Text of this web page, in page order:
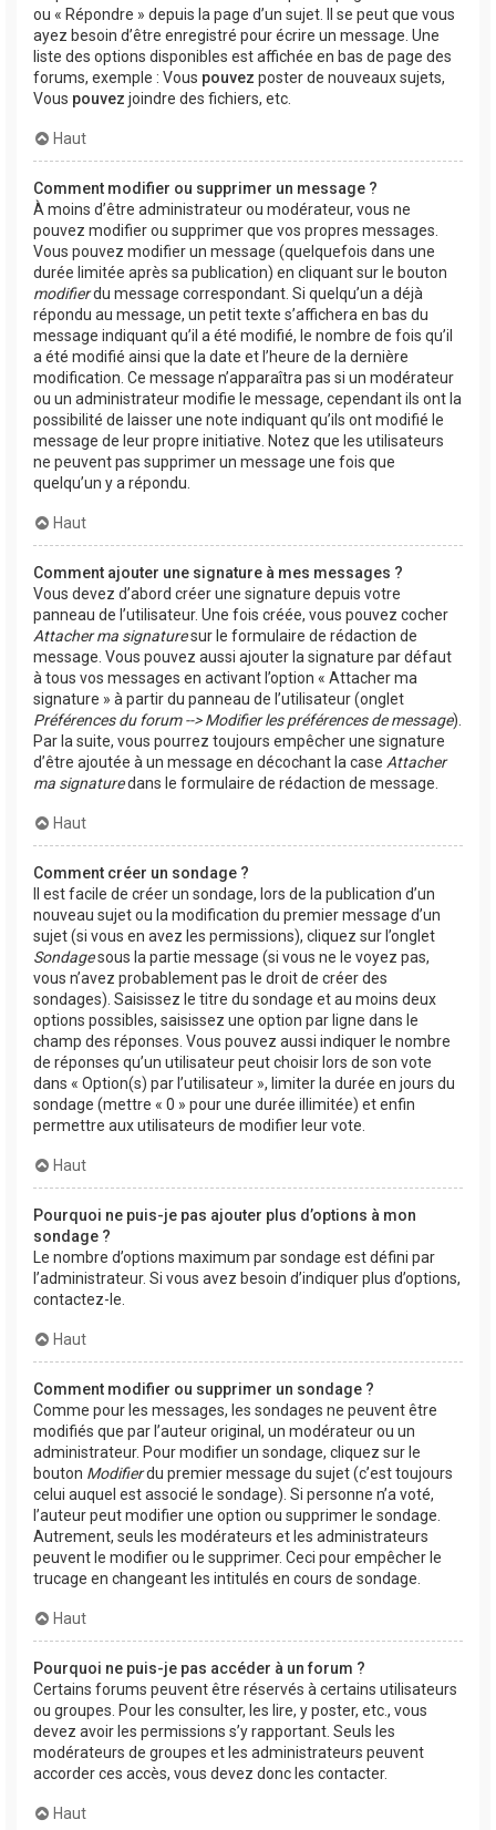
ou « Répondre » depuis la page d’un sujet. Il se peut que vous
ayez besoin d’être enregistré pour écrire un message. Une
liste des options disponibles est affichée en bas de page des
forums, exemple : Vous pouvez poster de nouveaux sujets,
Vous pouvez joindre des fichiers, etc.
Haut
Comment modifier ou supprimer un message ?
À moins d’être administrateur ou modérateur, vous ne
pouvez modifier ou supprimer que vos propres messages.
Vous pouvez modifier un message (quelquefois dans une
durée limitée après sa publication) en cliquant sur le bouton
modifierdu message correspondant. Si quelqu’un a déjà
répondu au message, un petit texte s’affichera en bas du
message indiquant qu’il a été modifié, le nombre de fois qu’il
a été modifié ainsi que la date et l’heure de la dernière
modification. Ce message n’apparaîtra pas si un modérateur
ou un administrateur modifie le message, cependant ils ont la
possibilité de laisser une note indiquant qu’ils ont modifié le
message de leur propre initiative. Notez que les utilisateurs
ne peuvent pas supprimer un message une fois que
quelqu’un y a répondu.
Haut
Comment ajouter une signature à mes messages ?
Vous devez d’abord créer une signature depuis votre
panneau de l’utilisateur. Une fois créée, vous pouvez cocher
Attacher ma signaturesur le formulaire de rédaction de
message. Vous pouvez aussi ajouter la signature par défaut
à tous vos messages en activant l’option « Attacher ma
signature » à partir du panneau de l’utilisateur (onglet
Préférences du forum --> Modifier les préférences de message).
Par la suite, vous pourrez toujours empêcher une signature
d’être ajoutée à un message en décochant la case Attacher
ma signaturedans le formulaire de rédaction de message.
Haut
Comment créer un sondage ?
Il est facile de créer un sondage, lors de la publication d’un
nouveau sujet ou la modification du premier message d’un
sujet (si vous en avez les permissions), cliquez sur l’onglet
Sondagesous la partie message (si vous ne le voyez pas,
vous n’avez probablement pas le droit de créer des
sondages). Saisissez le titre du sondage et au moins deux
options possibles, saisissez une option par ligne dans le
champ des réponses. Vous pouvez aussi indiquer le nombre
de réponses qu’un utilisateur peut choisir lors de son vote
dans « Option(s) par l’utilisateur », limiter la durée en jours du
sondage (mettre « 0 » pour une durée illimitée) et enfin
permettre aux utilisateurs de modifier leur vote.
Haut
Pourquoi ne puis-je pas ajouter plus d’options à mon
sondage ?
Le nombre d’options maximum par sondage est défini par
l’administrateur. Si vous avez besoin d’indiquer plus d’options,
contactez-le.
Haut
Comment modifier ou supprimer un sondage ?
Comme pour les messages, les sondages ne peuvent être
modifiés que par l’auteur original, un modérateur ou un
administrateur. Pour modifier un sondage, cliquez sur le
bouton Modifierdu premier message du sujet (c’est toujours
celui auquel est associé le sondage). Si personne n’a voté,
l’auteur peut modifier une option ou supprimer le sondage.
Autrement, seuls les modérateurs et les administrateurs
peuvent le modifier ou le supprimer. Ceci pour empêcher le
trucage en changeant les intitulés en cours de sondage.
Haut
Pourquoi ne puis-je pas accéder à un forum ?
Certains forums peuvent être réservés à certains utilisateurs
ou groupes. Pour les consulter, les lire, y poster, etc., vous
devez avoir les permissions s’y rapportant. Seuls les
modérateurs de groupes et les administrateurs peuvent
accorder ces accès, vous devez donc les contacter.
Haut